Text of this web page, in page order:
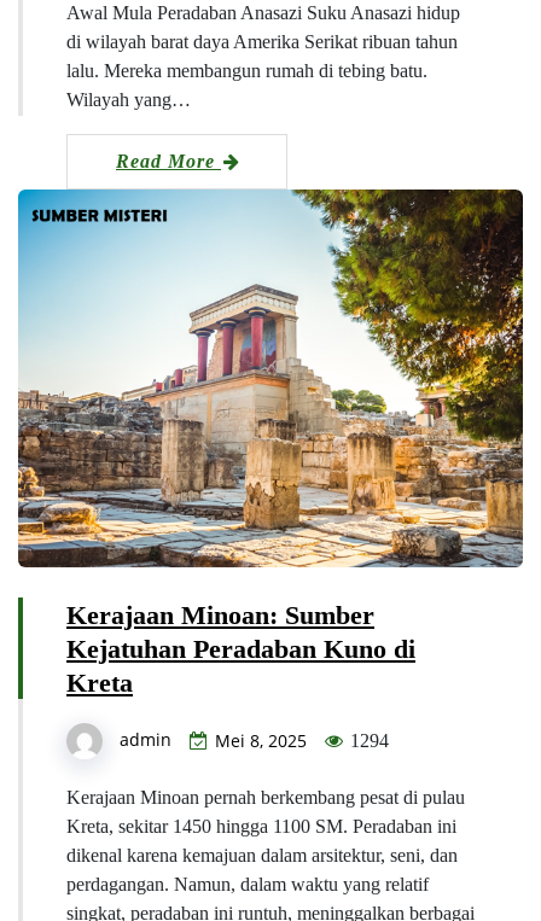
Awal Mula Peradaban Anasazi Suku Anasazi hidup
di wilayah barat daya Amerika Serikat ribuan tahun
lalu. Mereka membangun rumah di tebing batu.
Wilayah yang…
Read More
Kerajaan Minoan: Sumber
Kejatuhan Peradaban Kuno di
Kreta
admin Mei 8, 2025 1294
Kerajaan Minoan pernah berkembang pesat di pulau
Kreta, sekitar 1450 hingga 1100 SM. Peradaban ini
dikenal karena kemajuan dalam arsitektur, seni, dan
perdagangan. Namun, dalam waktu yang relatif
singkat, peradaban ini runtuh, meninggalkan berbagai